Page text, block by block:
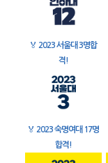
🏅 2023 서울대 3명합
격!
🏅 2023 숙명여대 17명
합격!